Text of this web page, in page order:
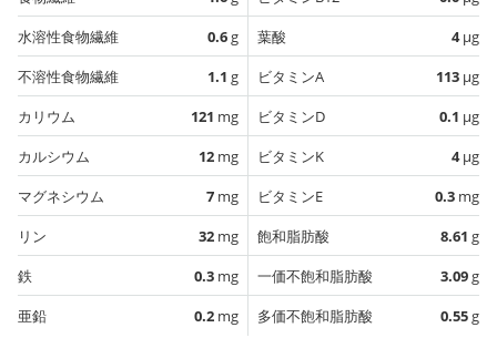
水溶性食物繊維
0.6g
不溶性食物繊維
1.1 g
カリウム
121 mg
カルシウム
12 mg
マグネシウム
7 mg
リン
32 mg
鉄
0.3 mg
亜鉛
0.2 mg
葉酸
4µg
ビタミンA
113 µg
ビタミンD
0.1 µg
ビタミンK
4µg
ビタミンE
0.3 mg
飽和脂肪酸
8.61 g
一価不飽和脂肪酸
3.09g
多価不飽和脂肪酸
0.55g